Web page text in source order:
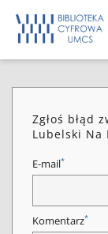
Zgłoś błąd
Lubelski Na
E-mail*
Komentarz*